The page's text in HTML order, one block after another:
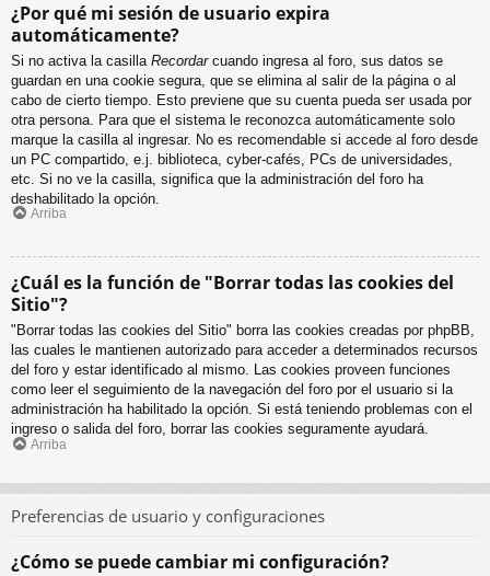
¿Por qué mi sesión de usuario expira
automáticamente?
Si no activa la casilla Recordarcuando ingresa al foro, sus datos se
guardan en una cookie segura, que se elimina al salir de la página o al
cabo de cierto tiempo. Esto previene que su cuenta pueda ser usada por
otra persona. Para que el sistema le reconozca automáticamente solo
marque la casilla al ingresar. No es recomendable si accede al foro desde
un PC compartido, e.j. biblioteca, cyber-cafés, PCs de universidades,
etc. Si no ve la casilla, significa que la administración del foro ha
deshabilitado la opción.
Arriba
¿Cuál es la función de "Borrar todas las cookies del
Sitio"?
"Borrar todas las cookies del Sitio" borra las cookies creadas por phpBB,
las cuales le mantienen autorizado para acceder a determinados recursos
del foro y estar identificado al mismo. Las cookies proveen funciones
como leer el seguimiento de la navegación del foro por el usuario si la
administración ha habilitado la opción. Si está teniendo problemas con el
ingreso o salida del foro, borrar las cookies seguramente ayudará.
Arriba
Preferencias de usuario y configuraciones
¿Cómo se puede cambiar mi configuración?